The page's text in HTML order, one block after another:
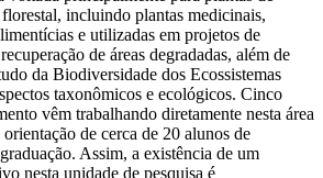
incluindo plantas medicinais,
e utilizadas em projetos de
de áreas degradadas, além de
da Biodiversidade dos Ecossistemas
taxonômicos e ecológicos. Cinco
vêm trabalhando diretamente nesta área
de cerca de 20 alunos de
Assim, a existência de um
nesta unidade de pesquisa é